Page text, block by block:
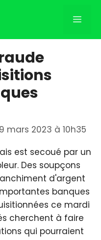
mars 2023 à 10h35
est secoué par un
Des soupçons
d'argent
banques
ce mardi
cherchent à faire
qui pourraient